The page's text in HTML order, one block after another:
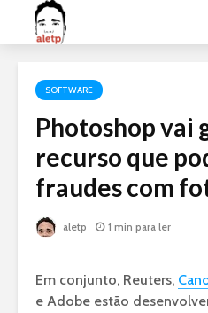
SOFTWARE
Photoshop vai
recurso que
fraudes com
aletp 1 min para ler
Em conjunto, Reuters,
e Adobe estão